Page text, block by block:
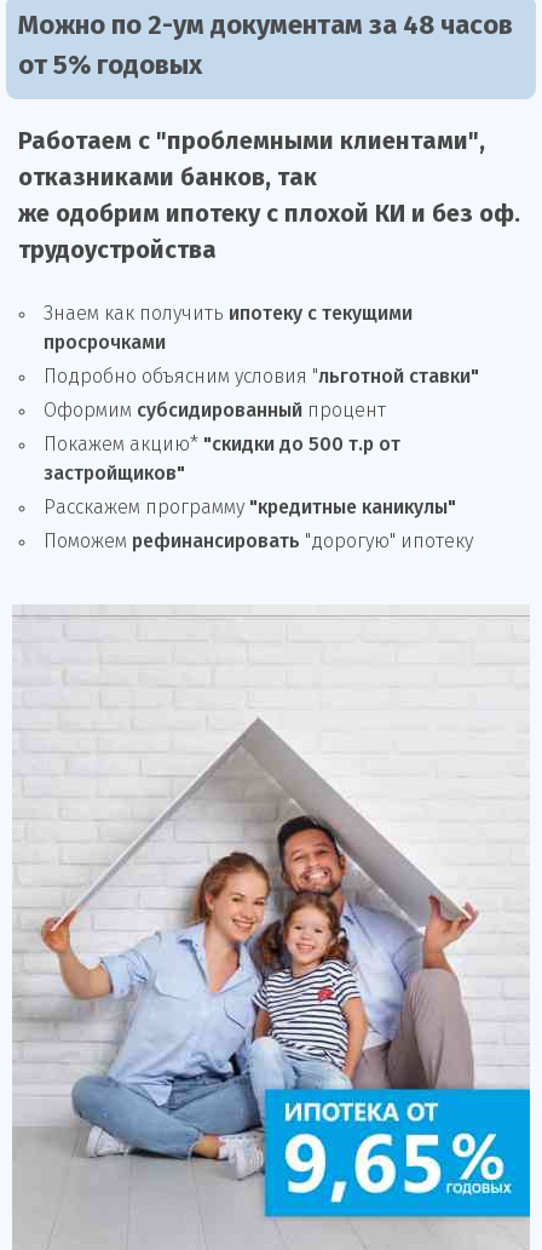
Можно по 2-ум документам за 48 часов
от 5% годовых
Работаем с "проблемными клиентами",
отказниками банков, так
же одобрим ипотеку с плохой КИ и без оф.
трудоустройства
Знаем как получить ипотеку с текущими
просрочками
Подробно объясним условия "льготной ставки"
Оформим субсидированный процент
Покажем акцию* "скидки до 500 т.р от
застройщиков"
Расскажем программу "кредитные каникулы"
Поможем рефинансировать "дорогую" ипотеку